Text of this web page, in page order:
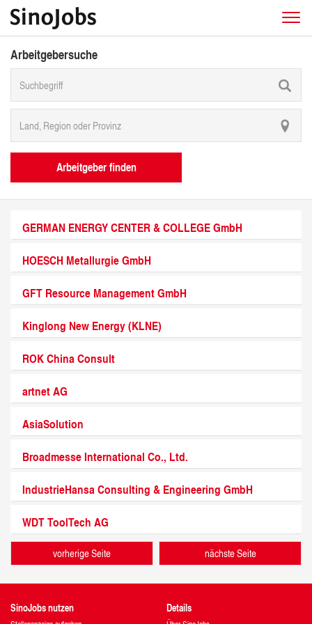
Arbeitgebersuche
Arbeitgeber finden
GERMAN ENERGY CENTER & COLLEGE GmbH
HOESCH Metallurgie GmbH
GFT Resource Management GmbH
Kinglong New Energy (KLNE)
ROK China Consult
artnet AG
AsiaSolution
Broadmesse International Co., Ltd.
IndustrieHansa Consulting & Engineering GmbH
WDT ToolTech AG
vorherige Seite nächste Seite
SinoJobs nutzen Details